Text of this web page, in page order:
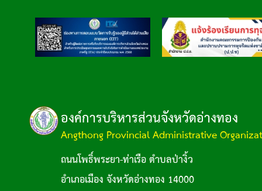
องค์การบริหารส่วนจังหวัดอ่างทอง
Angthong Provincial Administrative
ถนนโพธิ์พระยา-ท่าเรือ ตำบลป่างิ้ว
อำเภอเมือง จังหวัดอ่างทอง 14000